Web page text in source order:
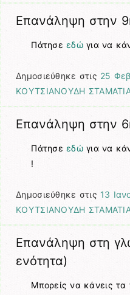
Επανάληψη στην
Πάτησεεδώ για να
Δημοσιεύθηκε στις 25
ΚΟΥΤΣΙΑΝΟΥΔΗ
Επανάληψη στην
Πάτησεεδώ για να
!
Δημοσιεύθηκε στις 13
ΚΟΥΤΣΙΑΝΟΥΔΗ
Επανάληψη στη
ενότητα)
Μπορείς να κάνεις